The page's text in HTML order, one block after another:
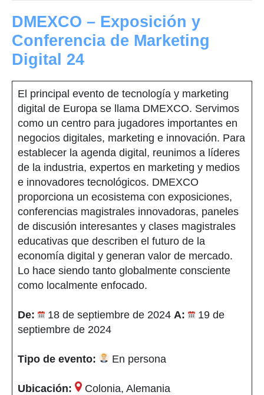
DMEXCO – Exposición y
Conferencia de Marketing
Digital 24
El principal evento de tecnología y marketing
digital de Europa se llama DMEXCO. Servimos
como un centro para jugadores importantes en
negocios digitales, marketing e innovación. Para
establecer la agenda digital, reunimos a líderes
de la industria, expertos en marketing y medios
e innovadores tecnológicos. DMEXCO
proporciona un ecosistema con exposiciones,
conferencias magistrales innovadoras, paneles
de discusión interesantes y clases magistrales
educativas que describen el futuro de la
economía digital y generan valor de mercado.
Lo hace siendo tanto globalmente consciente
como localmente enfocado.
De: 18 de septiembre de 2024 A:
19 de
septiembre de 2024
Tipo de evento: En persona
Ubicación: Colonia, Alemania